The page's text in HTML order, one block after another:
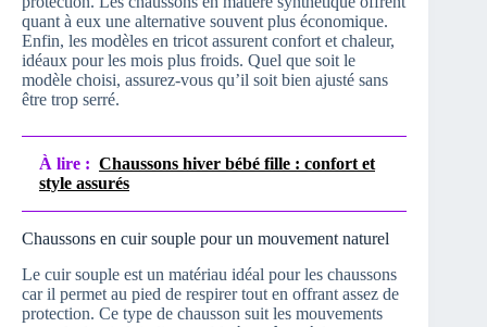
quant à eux une alternative souvent plus économique.
Enfin, les modèles en tricot assurent confort et chaleur,
idéaux pour les mois plus froids. Quel que soit le
modèle choisi, assurez-vous qu’il soit bien ajusté sans
être trop serré.
À lire : Chaussons hiver bébé fille : confort et
style assurés
Chaussons en cuir souple pour un mouvement naturel
Le cuir souple est un matériau idéal pour les chaussons
car il permet au pied de respirer tout en offrant assez de
protection. Ce type de chausson suit les mouvements